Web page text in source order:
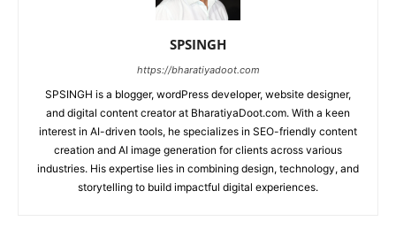
SPSINGH
https://bharatiyadoot.com
SPSINGH is a blogger, wordPress developer, website designer,
and digital content creator at BharatiyaDoot.com. With a keen
interest in AI-driven tools, he specializes in SEO-friendly content
creation and AI image generation for clients across various
industries. His expertise lies in combining design, technology, and
storytelling to build impactful digital experiences.